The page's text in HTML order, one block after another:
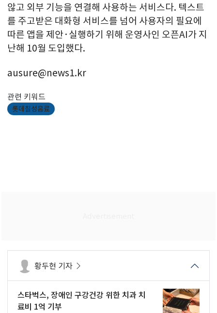
않고 외부 기능을 연결해 사용하는 서비스다. 텍스트
를 주고받은 대화형 서비스를 넘어 사용자의 필요에
따른 앱을 제안·실행하기 위해 운영사인 오픈AI가 지
난해 10월 도입했다.
ausure@news1.kr
관련 키워드
롯데칠성음료
황두현 기자
스타벅스, 장애인 구강건강 위한 치과 치
료비 1억 기부